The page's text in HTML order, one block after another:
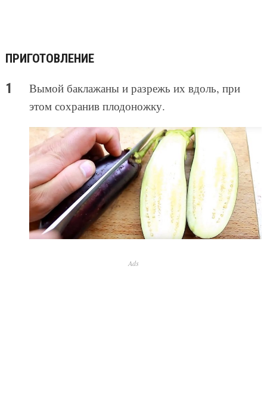
ПРИГОТОВЛЕНИЕ
Вымой баклажаны и разрежь их вдоль, при
этом сохранив плодоножку.
Ads